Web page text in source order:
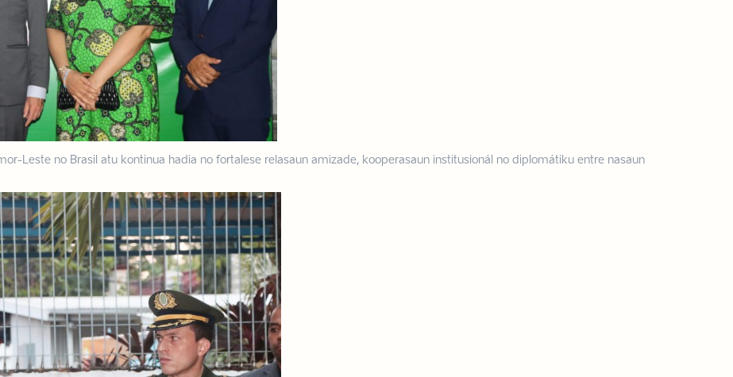
Leste no Brasil atu kontinua hadia no fortalese relasaun amizade, kooperasaun institusionál no diplomátiku entre nasaun